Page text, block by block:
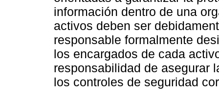
información dentro de una
activos deben ser
responsable formalmente
los encargados de cada
responsabilidad de asegurar
los controles de seguridad